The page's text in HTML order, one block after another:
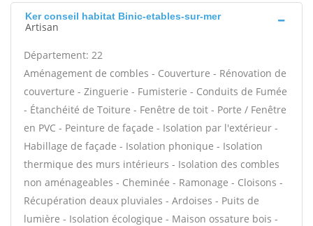
Ker conseil habitat Binic-etables-sur-mer
Artisan
Département: 22
Aménagement de combles - Couverture - Rénovation de
couverture - Zinguerie - Fumisterie - Conduits de Fumée
- Étanchéité de Toiture - Fenêtre de toit - Porte / Fenêtre
en PVC - Peinture de façade - Isolation par l'extérieur -
Habillage de façade - Isolation phonique - Isolation
thermique des murs intérieurs - Isolation des combles
non aménageables - Cheminée - Ramonage - Cloisons -
Récupération deaux pluviales - Ardoises - Puits de
lumière - Isolation écologique - Maison ossature bois -